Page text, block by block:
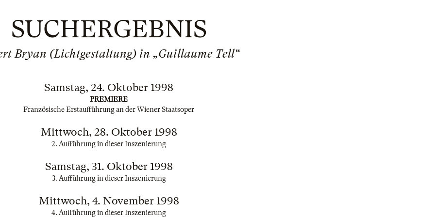
SUCHERGEBNIS
Bryan (Lichtgestaltung) in „Guillaume Tell“
Samstag, 24. Oktober 1998
PREMIERE
Französische Erstaufführung an der Wiener Staatsoper
Mittwoch, 28. Oktober 1998
2. Aufführung in dieser Inszenierung
Samstag, 31. Oktober 1998
3. Aufführung in dieser Inszenierung
Mittwoch, 4. November 1998
4. Aufführung in dieser Inszenierung